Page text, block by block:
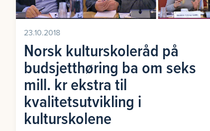
23.10.2018
Norsk kulturskoleråd på
budsjetthøring ba om seks
mill. kr ekstra til
kvalitetsutvikling i
kulturskolene